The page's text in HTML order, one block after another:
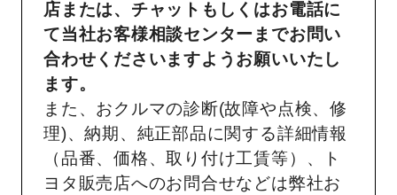
店または、チャットもしくはお電話に
て当社お客様相談センターまでお問い
合わせくださいますようお願いいたし
ます。
また、おクルマの診断(故障や点検、修
理)、納期、純正部品に関する詳細情報
（品番、価格、取り付け工賃等）、ト
ヨタ販売店へのお問合せなどは弊社お